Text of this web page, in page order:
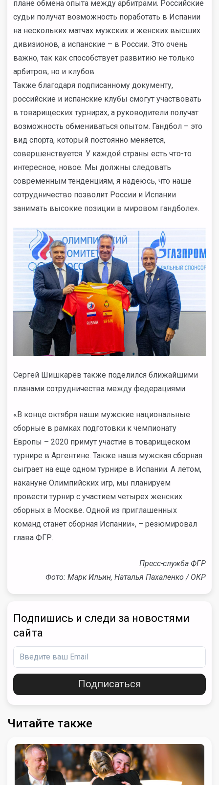
плане обмена опыта между арбитрами. Российские
судьи получат возможность поработать в Испании
на нескольких матчах мужских и женских высших
дивизионов, а испанские – в России. Это очень
важно, так как способствует развитию не только
арбитров, но и клубов.
Также благодаря подписанному документу,
российские и испанские клубы смогут участвовать
в товарищеских турнирах, а руководители получат
возможность обмениваться опытом. Гандбол – это
вид спорта, который постоянно меняется,
совершенствуется. У каждой страны есть что-то
интересное, новое. Мы должны следовать
современным тенденциям, я надеюсь, что наше
сотрудничество позволит России и Испании
занимать высокие позиции в мировом гандболе».
Сергей Шишкарёв также поделился ближайшими
планами сотрудничества между федерациями.
«В конце октября наши мужские национальные
сборные в рамках подготовки к чемпионату
Европы – 2020 примут участие в товарищеском
турнире в Аргентине. Также наша мужская сборная
сыграет на еще одном турнире в Испании. А летом,
накануне Олимпийских игр, мы планируем
провести турнир с участием четырех женских
сборных в Москве. Одной из приглашенных
команд станет сборная Испании», – резюмировал
глава ФГР.
Пресс-служба ФГР
Фото: Марк Ильин, Наталья Пахаленко / ОКР
Подпишись и следи за новостями
сайта
Подписаться
Читайте также